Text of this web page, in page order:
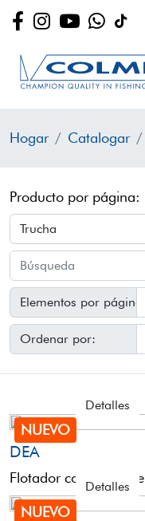
Hogar Catalogar
Producto por página:
Elementos por página:
Ordenar por:
Detalles
NUEVO
DEA
Detalles
NUEVO